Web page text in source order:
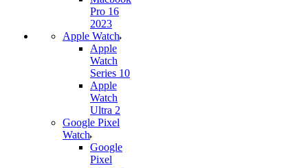
Pro 16
2023
Apple Watch
Apple
Watch
Series 10
Apple
Watch
Ultra 2
Google Pixel
Watch
Google
Pixel